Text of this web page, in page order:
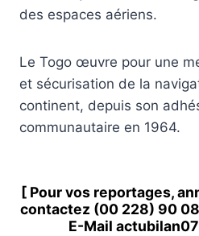
des espaces aériens.
Le Togo œuvre pour une
et sécurisation de la
continent, depuis son
communautaire en 1964.
[ Pour vos reportages,
contactez (00 228) 90
E-Mail